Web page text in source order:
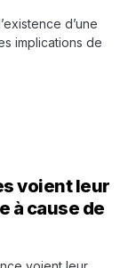
d’une
implications de
voient leur
à cause de